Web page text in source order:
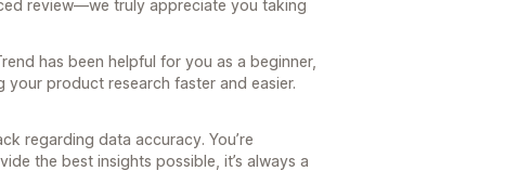
review—we truly appreciate you taking
has been helpful for you as a beginner,
your product research faster and easier.
regarding data accuracy. You’re
the best insights possible, it’s always a